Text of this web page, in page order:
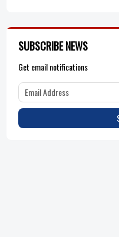
SUBSCRIBE NEWS
Get email notifications